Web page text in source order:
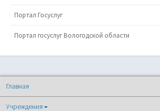
Портал Госуслуг
Портал госуслуг Вологодской области
Главная
Учреждения